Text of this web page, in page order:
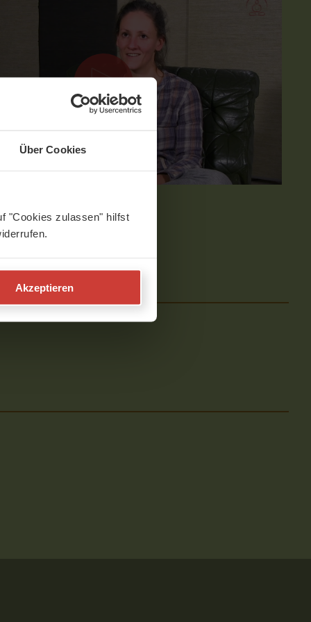
Über Cookies
"Cookies zulassen" hilfst
Akzeptieren
CAROLINE DECKER